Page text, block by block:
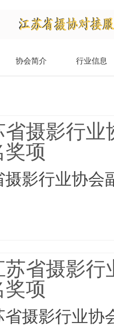
协会简介 行业信息
省摄影行
项
摄影行业协会
苏省摄影
项
省摄影行业协